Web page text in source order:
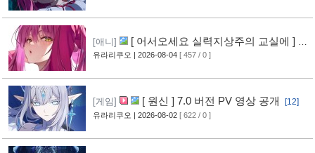
[애니]
[ 어서오세요 실력지상주의 교실에 ] 블
루레이 VOL.2 표지 공개 [7]
유라리쿠오 | 2026-08-04 [ 457 / 0 ]
[게임] [ 원신 ] 7.0 버전 PV 영상 공개 [12]
유라리쿠오 | 2026-08-02 [ 622 / 0 ]